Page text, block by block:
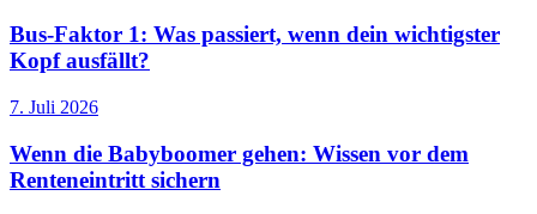
Bus-Faktor 1: Was passiert, wenn dein wichtigster
Kopf ausfällt?
7. Juli 2026
Wenn die Babyboomer gehen: Wissen vor dem
Renteneintritt sichern